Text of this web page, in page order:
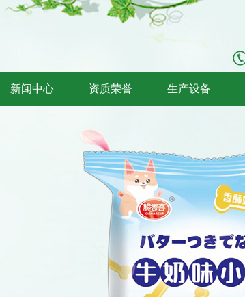
新闻中心 资质荣誉 生产设备